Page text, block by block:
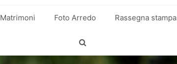
Matrimoni Foto Arredo Rassegna stampa